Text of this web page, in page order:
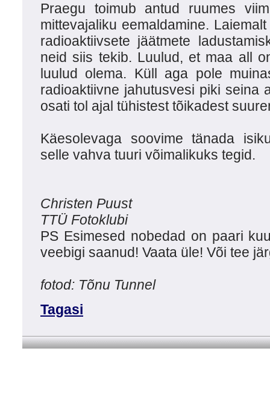
Praegu toimub antud ruumes
mittevajaliku eemaldamine.
radioaktiivsete jäätmete
neid siis tekib. Luulud, et maa all
luulud olema. Küll aga pole
radioaktiivne jahutusvesi piki seina
osati tol ajal tühistest tõikadest
Käesolevaga soovime tänada
selle vahva tuuri võimalikuks tegid.
Christen Puust
TTÜ Fotoklubi
PS Esimesed nobedad on paari
veebigi saanud! Vaata üle! Või tee
fotod: Tõnu Tunnel
Tagasi